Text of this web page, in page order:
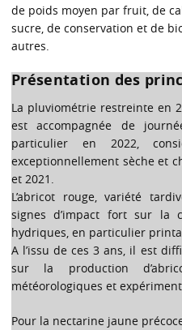
de poids moyen par fruit, de
sucre, de conservation et de
autres.
Présentation des
La pluviométrie restreinte en
est accompagnée de
particulier en 2022,
exceptionnellement sèche et
et 2021.
L’abricot rouge, variété
signes d’impact fort sur la
hydriques, en particulier
A l’issu de ces 3 ans, il est
sur la production
météorologiques et
Pour la nectarine jaune